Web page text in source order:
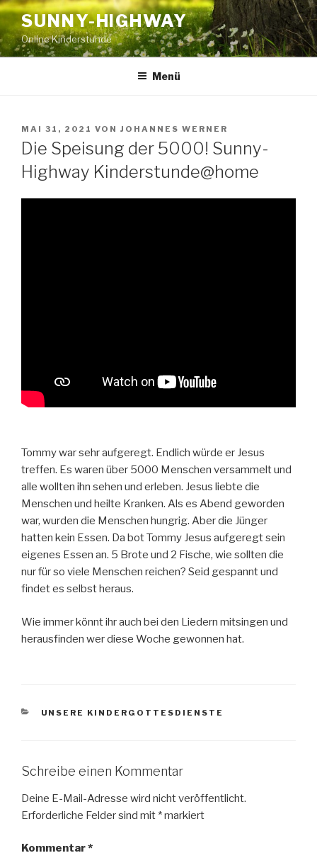
Zum
Inhalt
springen
SUNNY-HIGHWAY
Online Kinderstunde
Menü
VERÖFFENTLICHT
AM
MAI 31, 2021 VON JOHANNES WERNER
Die Speisung der 5000! Sunny-
Highway Kinderstunde@home
Tommy war sehr aufgeregt. Endlich würde er Jesus
treffen. Es waren über 5000 Menschen versammelt und
alle wollten ihn sehen und erleben. Jesus liebte die
Menschen und heilte Kranken. Als es Abend geworden
war, wurden die Menschen hungrig. Aber die Jünger
hatten kein Essen. Da bot Tommy Jesus aufgeregt sein
eigenes Essen an. 5 Brote und 2 Fische, wie sollten die
nur für so viele Menschen reichen? Seid gespannt und
findet es selbst heraus.
Wie immer könnt ihr auch bei den Liedern mitsingen und
herausfinden wer diese Woche gewonnen hat.
KATEGORIEN
UNSERE KINDERGOTTESDIENSTE
Schreibe einen Kommentar
Deine E-Mail-Adresse wird nicht veröffentlicht.
Erforderliche Felder sind mit *markiert
Kommentar*